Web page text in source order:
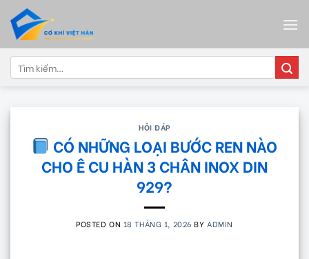
content
Tìm
kiếm:
HỎI ĐÁP
CÓ NHỮNG LOẠI BƯỚC REN NÀO
CHO Ê CU HÀN 3 CHÂN INOX DIN
929?
POSTED ON 18 THÁNG 1, 2026 BY ADMIN